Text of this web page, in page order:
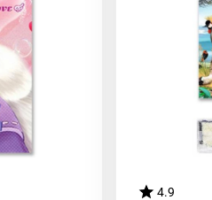
4.9